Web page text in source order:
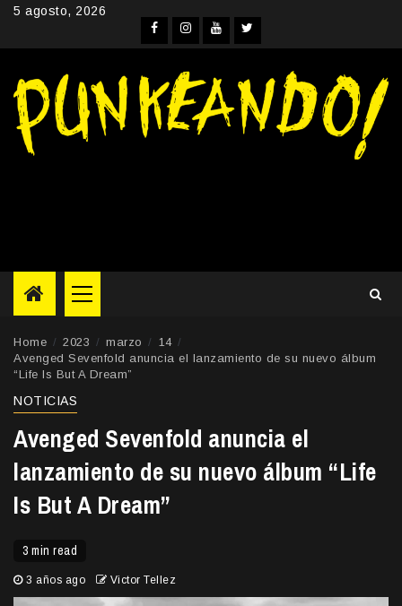
Skip5 agosto, 2026
Facebook
Instagram
YouTube
Twitter
Primary
Menu
Home 2023 marzo
14
Avenged Sevenfold anuncia el lanzamiento de su nuevo álbum
“Life Is But A Dream”
NOTICIAS
Avenged Sevenfold anuncia el
lanzamiento de su nuevo álbum “Life
Is But A Dream”
3 min read
3 años ago Victor Tellez